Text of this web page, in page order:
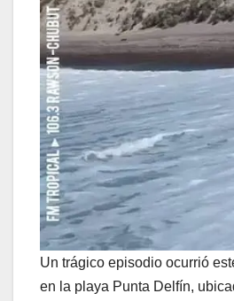
Un trágico episodio ocurrió
en la playa Punta Delfín,